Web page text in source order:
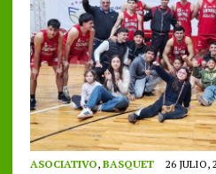
ASOCIATIVO, BASQUET 26 JULIO,